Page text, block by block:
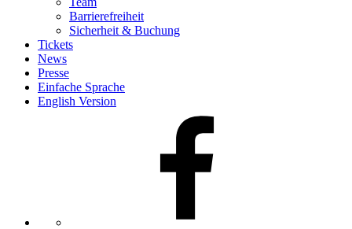
Barrierefreiheit
Sicherheit & Buchung
Tickets
News
Presse
Einfache Sprache
English Version